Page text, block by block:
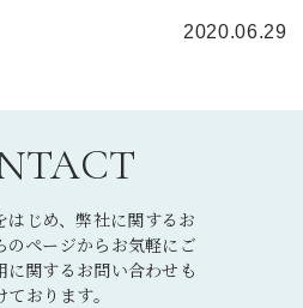
2020.06.29
はじめ、弊社に関するお
のページからお気軽にご
関するお問い合わせも
おります。